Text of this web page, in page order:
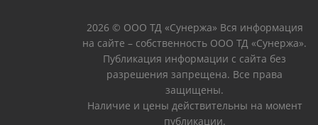
2026 © ООО ТД «Сунержа» Вся информация
на сайте – собственность ООО ТД «Сунержа».
Публикация информации с сайта без
разрешения запрещена. Все права
защищены.
Наличие и цены действительны на момент
публикации.